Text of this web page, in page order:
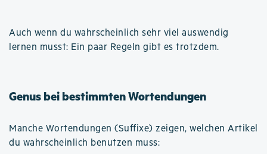
Auch wenn du wahrscheinlich sehr viel auswendig
lernen musst: Ein paar Regeln gibt es trotzdem.
Genus bei bestimmten Wortendungen
Manche Wortendungen (Suffixe) zeigen, welchen Artikel
du wahrscheinlich benutzen muss: